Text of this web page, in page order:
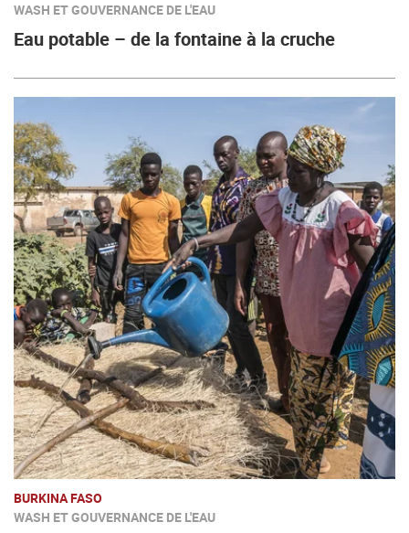
WASH ET GOUVERNANCE DE L'EAU
Eau potable – de la fontaine à la cruche
BURKINA FASO
WASH ET GOUVERNANCE DE L'EAU